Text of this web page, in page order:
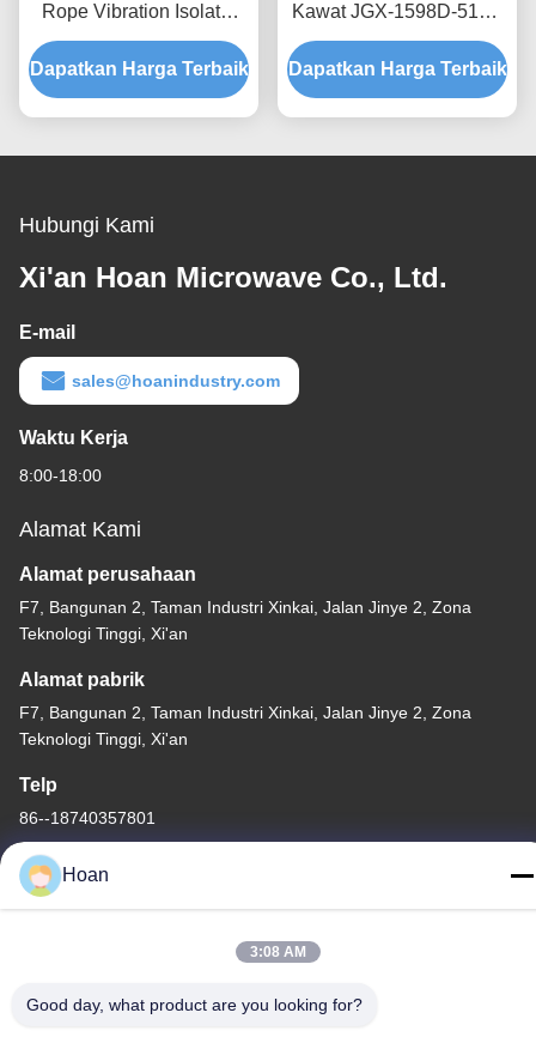
Rope Vibration Isolator
Rapid Prototyping Quick
Assembly Disesuaikan
Shock Mount
Dapatkan Harga Terbaik
Kawat JGX-1598D-515B
Menyediakan Kapasitas
Beban Terukur dan
Isolasi Kebisingan yang
Dapatkan Harga Terbaik
Hubungi Kami
Xi'an Hoan Microwave Co., Ltd.
E-mail
sales@hoanindustry.com
Waktu Kerja
8:00-18:00
Alamat Kami
Alamat perusahaan
F7, Bangunan 2, Taman Industri Xinkai, Jalan Jinye 2, Zona
Teknologi Tinggi, Xi'an
Alamat pabrik
F7, Bangunan 2, Taman Industri Xinkai, Jalan Jinye 2, Zona
Teknologi Tinggi, Xi'an
Telp
86--18740357801
Kebijakan Privasi Sitemap
Cina Kualitas Baik Isolator getaran tali kawat Pemasok. Hak cipta
Hoan
3:08 AM
Good day, what product are you looking for?